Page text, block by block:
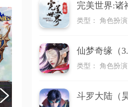
类型： 角色扮演
类型： 角色扮演